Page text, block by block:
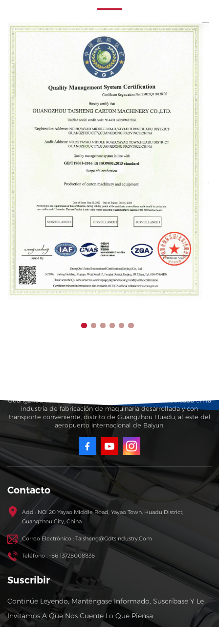
Guangzhou Taisheng Carton Machinery Co., Ltd. está ubicada en la
industria de fabricación de maquinaria desarrollada y con
transporte conveniente, distrito de Guangzhou Huadu, al este del
aeropuerto internacional de Baiyun.
Contacto
Add : NO. 20 Yayao Middle Road, Yayao Town, Huadu District,
Guangzhou City, China
Correo Electrónico : Taisheng@gdtsindustry.com
Teléfono : +86 13728008836
Suscribir
Continúe Leyendo, Manténgase Informado, Suscríbase Y Le
Invitamos A Que Nos Cuente Lo Que Piensa.